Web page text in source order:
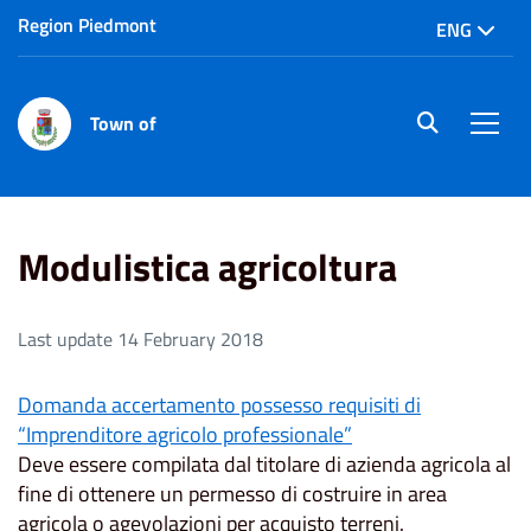
Region Piedmont ENG
Town of site.searc
Modulistica agricoltura
Last update 14 February 2018
Domanda accertamento possesso requisiti di
“Imprenditore agricolo professionale”
Deve essere compilata dal titolare di azienda agricola al
fine di ottenere un permesso di costruire in area
agricola o agevolazioni per acquisto terreni.